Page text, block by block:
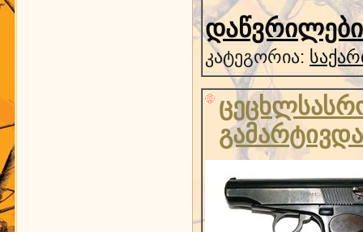
კატეგორია:
გამარტივდა